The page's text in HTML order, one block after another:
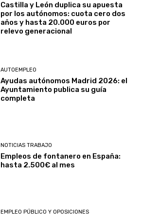
Castilla y León duplica su apuesta
por los autónomos: cuota cero dos
años y hasta 20.000 euros por
relevo generacional
AUTOEMPLEO
Ayudas autónomos Madrid 2026: el
Ayuntamiento publica su guía
completa
NOTICIAS TRABAJO
Empleos de fontanero en España:
hasta 2.500€ al mes
EMPLEO PÚBLICO Y OPOSICIONES